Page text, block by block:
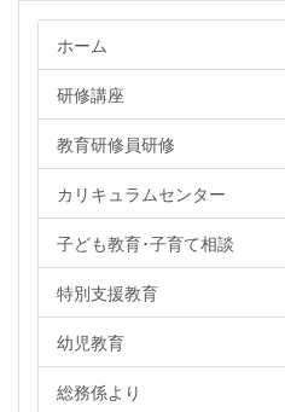
ホーム
研修講座
教育研修員研修
カリキュラムセンター
子ども教育･子育て相談
特別支援教育
幼児教育
総務係より